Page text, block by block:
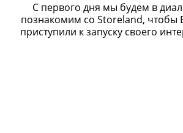
С первого дня мы будем в
познакомим со Storeland, чтобы
приступили к запуску своего